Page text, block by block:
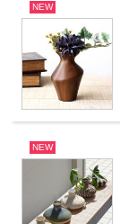
NEW
NEW